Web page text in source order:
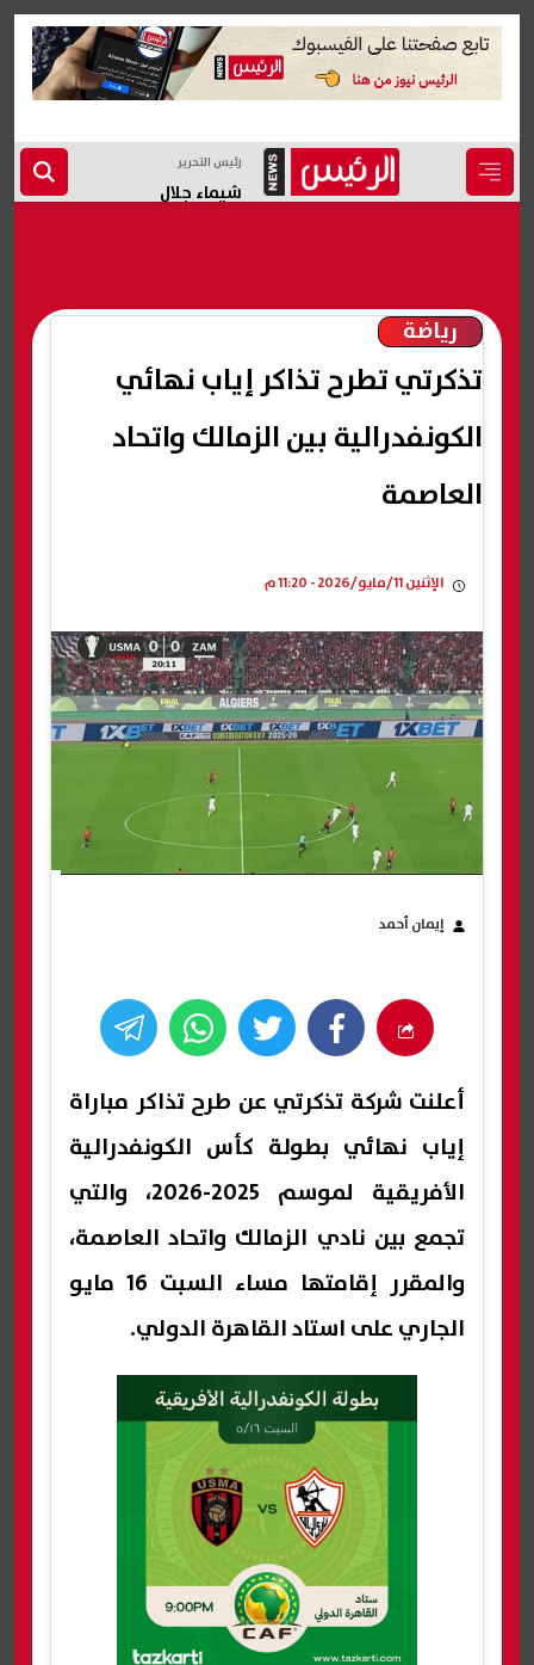
رئيس التحرير
شيماء جلال
رياضة
تذكرتي تطرح تذاكر إياب نهائي
الكونفدرالية بين الزمالك واتحاد
العاصمة
الإثنين 11/مايو/2026 - 11:20 م
إيمان أحمد
أعلنت شركة تذكرتي عن طرح تذاكر مباراة
إياب نهائي بطولة كأس الكونفدرالية
الأفريقية لموسم 2025-2026، والتي
تجمع بين نادي الزمالك واتحاد العاصمة،
والمقرر إقامتها مساء السبت 16 مايو
الجاري على استاد القاهرة الدولي.